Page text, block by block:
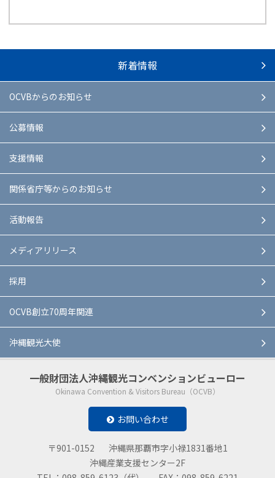
新着情報
OCVBからのお知らせ
公募情報
支援情報
関係省庁等からのお知らせ
活動報告
メディアリリース
採用
OCVB創立70周年関連
沖縄観光大使
一般財団法人沖縄観光コンベンションビューロー
Okinawa Convention & Visitors Bureau（OCVB）
お問い合わせ
〒901-0152
沖縄県那覇市字小禄1831番地1
沖縄産業支援センター2F